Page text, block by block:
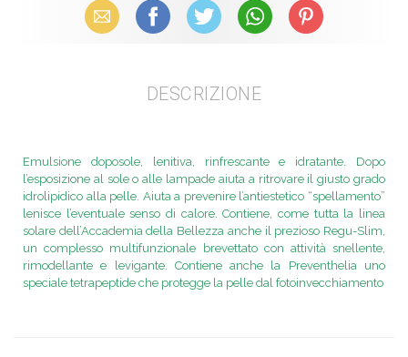
Email Facebook X (Twitter) WhatsAppPinterest
DESCRIZIONE
Emulsione doposole, lenitiva, rinfrescante e idratante. Dopo
l’esposizione al sole o alle lampade aiuta a ritrovare il giusto grado
idrolipidico alla pelle. Aiuta a prevenire l’antiestetico “spellamento”
lenisce l’eventuale senso di calore. Contiene, come tutta la linea
solare dell’Accademia della Bellezza anche il prezioso Regu-Slim,
un complesso multifunzionale brevettato con attività snellente,
rimodellante e levigante. Contiene anche la Preventhelia uno
speciale tetrapeptide che protegge la pelle dal fotoinvecchiamento